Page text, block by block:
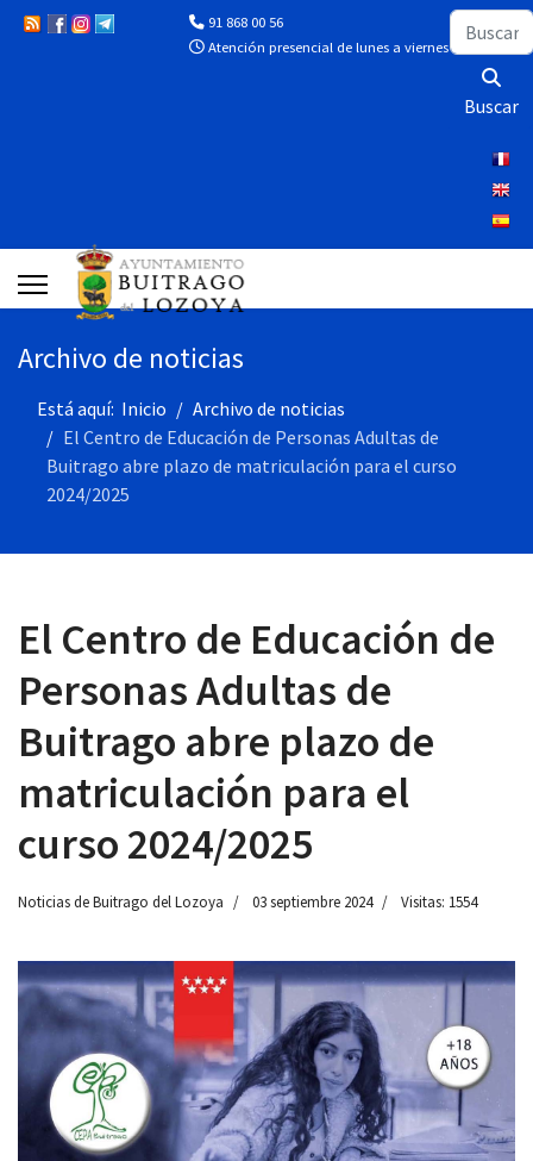
91 868 00 56
Atención presencial de lunes a viernes de 10:00 a
Buscar
Buscar
Archivo de noticias
Está aquí: Inicio
Archivo de noticias
El Centro de Educación de Personas Adultas de
Buitrago abre plazo de matriculación para el curso
2024/2025
El Centro de Educación de
Personas Adultas de
Buitrago abre plazo de
matriculación para el
curso 2024/2025
Noticias de Buitrago del Lozoya 03 septiembre 2024 Visitas: 1554